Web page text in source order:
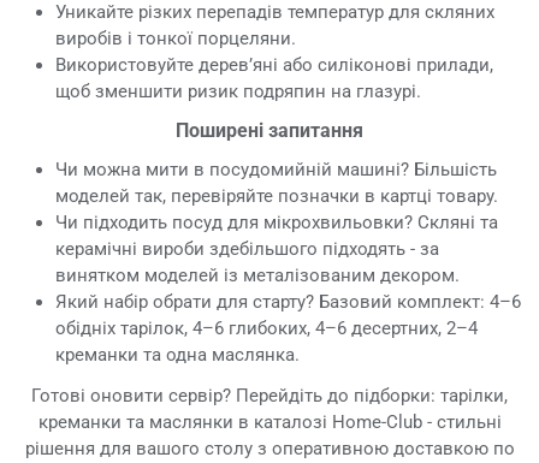
Уникайте різких перепадів температур для скляних
виробів і тонкої порцеляни.
Використовуйте дерев’яні або силіконові прилади,
щоб зменшити ризик подряпин на глазурі.
Поширені запитання
Чи можна мити в посудомийній машині? Більшість
моделей так, перевіряйте позначки в картці товару.
Чи підходить посуд для мікрохвильовки? Скляні та
керамічні вироби здебільшого підходять - за
винятком моделей із металізованим декором.
Який набір обрати для старту? Базовий комплект: 4–6
обідніх тарілок, 4–6 глибоких, 4–6 десертних, 2–4
креманки та одна маслянка.
Готові оновити сервір? Перейдіть до підборки: тарілки,
креманки та маслянки в каталозі Home-Club - стильні
рішення для вашого столу з оперативною доставкою по